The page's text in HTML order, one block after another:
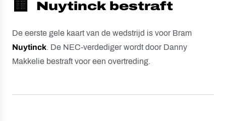
🟨 Nuytinck bestraft
De eerste gele kaart van de wedstrijd is voor Bram
Nuytinck. De NEC-verdediger wordt door Danny
Makkelie bestraft voor een overtreding.